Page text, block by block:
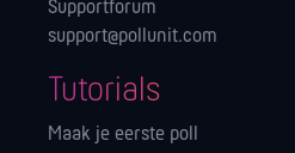
Supportforum
support@pollunit.com
Tutorials
Maak je eerste poll